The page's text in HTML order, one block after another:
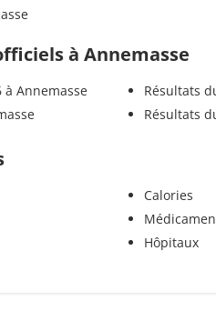
à Annemasse
Annemasse
Résultats
Résultats
Calories
Hôpitaux